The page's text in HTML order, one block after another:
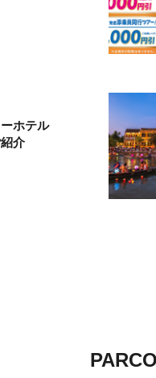
ホテル
介